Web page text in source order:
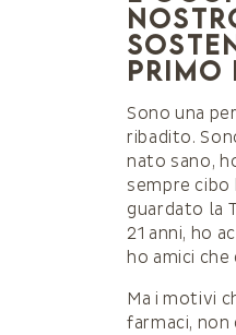
primo
Sono una
ribadito.
nato sano,
sempre
guardato la
21 anni, ho
ho amici
Ma i motivi
farmaci, non